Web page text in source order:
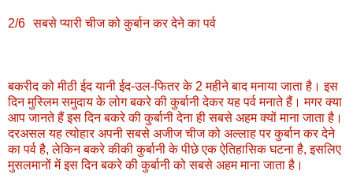
2/6 सबसे प्‍यारी चीज को कुर्बान कर देने का पर्व
बकरीद को मीठी ईद यानी ईद-उल-फितर के 2 महीने बाद मनाया जाता है। इस
दिन मुस्लिम समुदाय के लोग बकरे की कुर्बानी देकर यह पर्व मनाते हैं। मगर क्‍या
आप जानते हैं इस दिन बकरे की कुर्बानी देना ही सबसे अहम क्‍यों माना जाता है।
दरअसल यह त्‍योहार अपनी सबसे अजीज चीज को अल्‍लाह पर कुर्बान कर देने
का पर्व है, लेकिन बकरे कीकी कुर्बानी के पीछे एक ऐतिहासिक घटना है, इसलिए
मुसलमानों में इस दिन बकरे की कुर्बानी को सबसे अहम माना जाता है।